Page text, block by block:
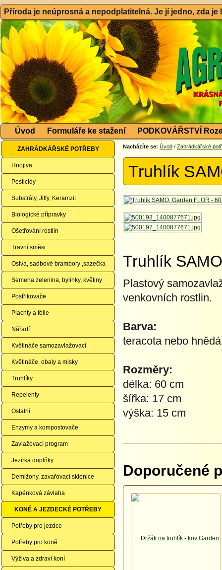
Příroda je neúprosná a nepodplatitelná. Je jí jedno, zda
Úvod Formuláře ke stažení PODKOVÁŘSTVÍ
ZAHRÁDKÁŘSKÉ POTŘEBY
Hnojiva
Pesticidy
Substráty, Jiffy, Keramzit
Biologické přípravky
Ošetřování rostlin
Travní směsi
Osiva, sadbové brambory ,sazečka
Semena zelenina, bylinky, květiny
Postřikovače
Plachty a fólie
Nářadí
Květináče samozavlažovací
Květináče, obaly a misky
Truhlíky
Repelenty
Ostatní
Enzymy a kompostovače
Zavlažovací program
Jezírka doplňky
Demižony, zavařovací sklenice
Kapénková závlaha
KONĚ A JEZDECKÉ POTŘEBY
Potřeby pro jezdce
Potřeby pro koně
Výživa a zdraví koní
Nacházíte se: Úvod / Zahrádkářské
Truhlík
Truhlík
Plastový
venkovních rostlin.
Barva:
teracota nebo
Rozměry:
délka: 60 cm
šířka: 17 cm
výška: 15 cm
Doporučené